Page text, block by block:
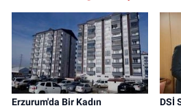
Erzurum'da Bir Kadın
DSİ